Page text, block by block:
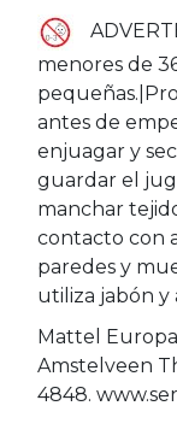
menores de
antes de
enjuagar y
guardar el
manchar
contacto con
paredes y
utiliza jabón y
Mattel Europa,
Amstelveen
4848.